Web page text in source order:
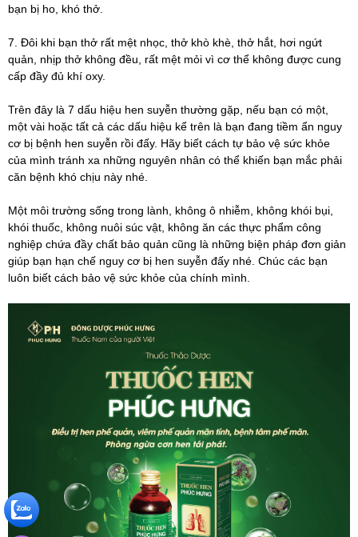
bạn bị ho, khó thở.
7. Đôi khi bạn thở rất mệt nhọc, thở khò khè, thở hắt, hơi ngứt
quản, nhịp thở không đều, rất mệt mỏi vì cơ thể không được cung
cấp đầy đủ khí oxy.
Trên đây là 7 dấu hiệu hen suyễn thường gặp, nếu bạn có một,
một vài hoặc tất cả các dấu hiệu kể trên là bạn đang tiềm ẩn nguy
cơ bị bệnh hen suyễn rồi đấy. Hãy biết cách tự bảo vệ sức khỏe
của mình tránh xa những nguyên nhân có thể khiến bạn mắc phải
căn bệnh khó chịu này nhé.
Một môi trường sống trong lành, không ô nhiễm, không khói bụi,
khói thuốc, không nuôi súc vật, không ăn các thực phẩm công
nghiệp chứa đầy chất bảo quản cũng là những biện pháp đơn giản
giúp bạn hạn chế nguy cơ bị hen suyễn đấy nhé. Chúc các bạn
luôn biết cách bảo vệ sức khỏe của chính mình.